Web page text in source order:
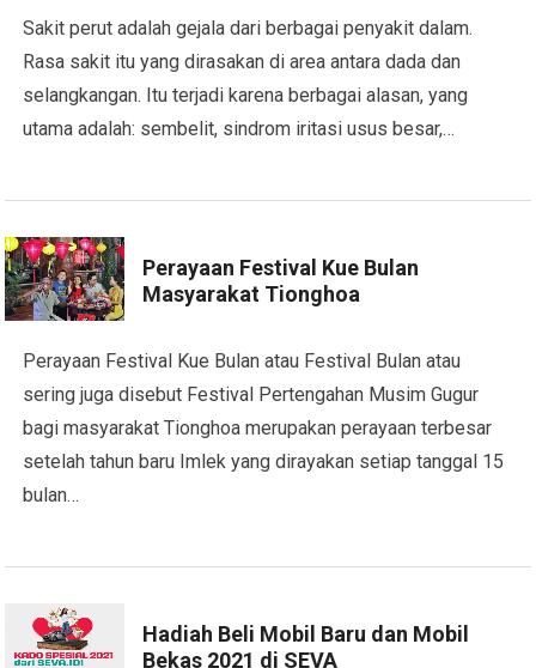
Sakit perut adalah gejala dari berbagai penyakit dalam.
Rasa sakit itu yang dirasakan di area antara dada dan
selangkangan. Itu terjadi karena berbagai alasan, yang
utama adalah: sembelit, sindrom iritasi usus besar,…
Perayaan Festival Kue Bulan
Masyarakat Tionghoa
Perayaan Festival Kue Bulan atau Festival Bulan atau
sering juga disebut Festival Pertengahan Musim Gugur
bagi masyarakat Tionghoa merupakan perayaan terbesar
setelah tahun baru Imlek yang dirayakan setiap tanggal 15
bulan…
Hadiah Beli Mobil Baru dan Mobil
Bekas 2021 di SEVA